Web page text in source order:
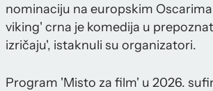
nominaciju na europskim
viking' crna je komedija u
izričaju', istaknuli su organizatori.
Program 'Misto za film' u 2026.